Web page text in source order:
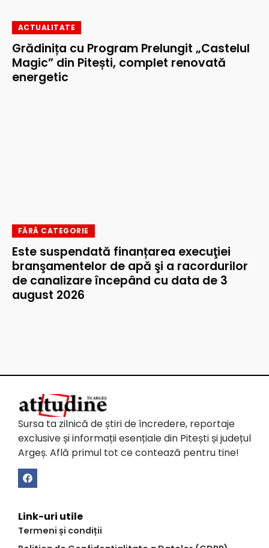
ACTUALITATE
Grădinița cu Program Prelungit „Castelul
Magic” din Pitești, complet renovată
energetic
FĂRĂ CATEGORIE
Este suspendată finanțarea execuţiei
branşamentelor de apă şi a racordurilor
de canalizare începând cu data de 3
august 2026
Sursa ta zilnică de știri de încredere, reportaje
exclusive și informații esențiale din Pitești și județul
Argeș. Află primul tot ce contează pentru tine!
Link-uri utile
Termeni și condiții